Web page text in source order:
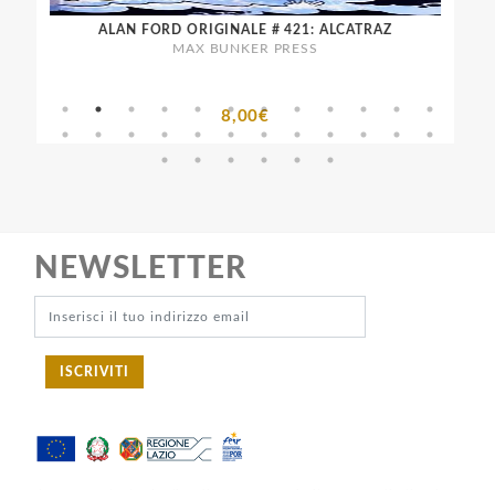
ALAN FORD ORIGINALE # 421: ALCATRAZ
MAX BUNKER PRESS
8,00€
NEWSLETTER
ISCRIVITI